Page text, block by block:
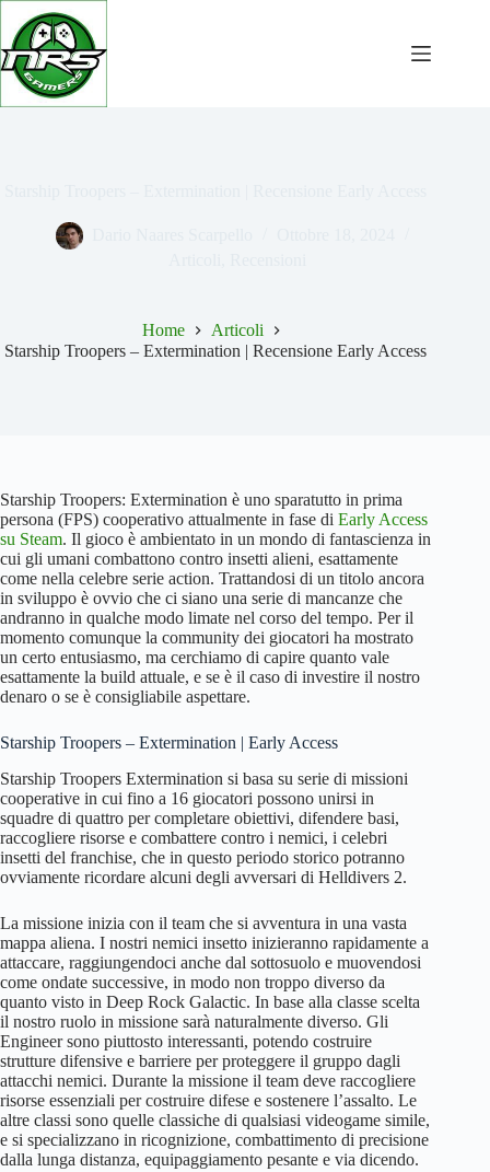
Salta
contenuto
Home
Articoli
Starship Troopers – Extermination | Recensione Early Access
Starship Troopers: Extermination è uno sparatutto in prima
persona (FPS) cooperativo attualmente in fase di Early Access
su Steam. Il gioco è ambientato in un mondo di fantascienza in
cui gli umani combattono contro insetti alieni, esattamente
come nella celebre serie action. Trattandosi di un titolo ancora
in sviluppo è ovvio che ci siano una serie di mancanze che
andranno in qualche modo limate nel corso del tempo. Per il
momento comunque la community dei giocatori ha mostrato
un certo entusiasmo, ma cerchiamo di capire quanto vale
esattamente la build attuale, e se è il caso di investire il nostro
denaro o se è consigliabile aspettare.
Starship Troopers – Extermination | Early Access
Starship Troopers Extermination si basa su serie di missioni
cooperative in cui fino a 16 giocatori possono unirsi in
squadre di quattro per completare obiettivi, difendere basi,
raccogliere risorse e combattere contro i nemici, i celebri
insetti del franchise, che in questo periodo storico potranno
ovviamente ricordare alcuni degli avversari di Helldivers 2.
La missione inizia con il team che si avventura in una vasta
mappa aliena. I nostri nemici insetto inizieranno rapidamente a
attaccare, raggiungendoci anche dal sottosuolo e muovendosi
come ondate successive, in modo non troppo diverso da
quanto visto in Deep Rock Galactic. In base alla classe scelta
il nostro ruolo in missione sarà naturalmente diverso. Gli
Engineer sono piuttosto interessanti, potendo costruire
strutture difensive e barriere per proteggere il gruppo dagli
attacchi nemici. Durante la missione il team deve raccogliere
risorse essenziali per costruire difese e sostenere l’assalto. Le
altre classi sono quelle classiche di qualsiasi videogame simile,
e si specializzano in ricognizione, combattimento di precisione
dalla lunga distanza, equipaggiamento pesante e via dicendo.